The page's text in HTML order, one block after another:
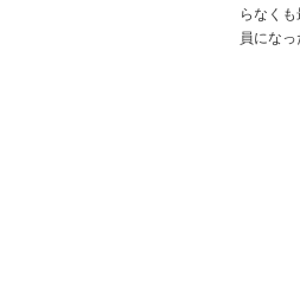
らなく
員にな